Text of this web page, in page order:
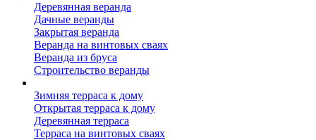
Деревянная веранда
Дачные веранды
Закрытая веранда
Веранда на винтовых сваях
Веранда из бруса
Строительство веранды
Зимняя терраса к дому
Открытая терраса к дому
Деревянная терраса
Терраса на винтовых сваях